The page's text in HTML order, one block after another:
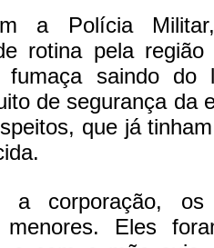
a Polícia
rotina pela
fumaça saindo do
de segurança da
que já
a corporação,
menores. Eles